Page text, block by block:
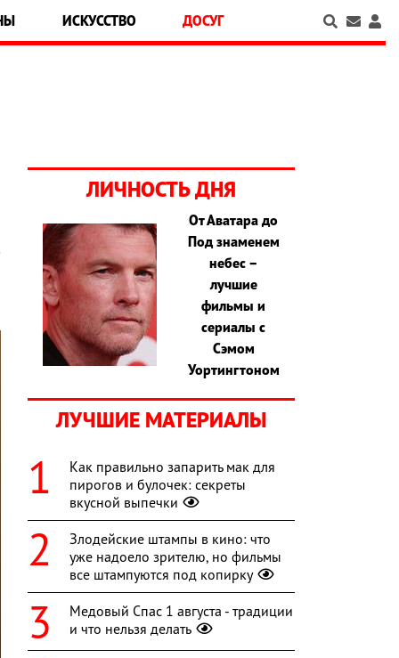
ИСКУССТВО ДОСУГ
ЛИЧНОСТЬ ДНЯ
От Аватара до
Под знаменем
небес –
лучшие
фильмы и
сериалы с
Сэмом
Уортингтоном
ЛУЧШИЕ МАТЕРИАЛЫ
Как правильно запарить мак для
пирогов и булочек: секреты
вкусной выпечки
Злодейские штампы в кино: что
уже надоело зрителю, но фильмы
все штампуются под копирку
Медовый Спас 1 августа - традиции
и что нельзя делать